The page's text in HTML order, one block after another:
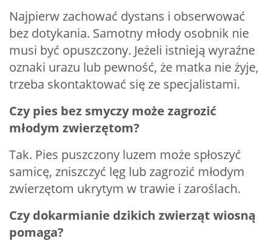
Najpierw zachować dystans i obserwować
bez dotykania. Samotny młody osobnik nie
musi być opuszczony. Jeżeli istnieją wyraźne
oznaki urazu lub pewność, że matka nie żyje,
trzeba skontaktować się ze specjalistami.
Czy pies bez smyczy może zagrozić
młodym zwierzętom?
Tak. Pies puszczony luzem może spłoszyć
samicę, zniszczyć lęg lub zagrozić młodym
zwierzętom ukrytym w trawie i zaroślach.
Czy dokarmianie dzikich zwierząt wiosną
pomaga?